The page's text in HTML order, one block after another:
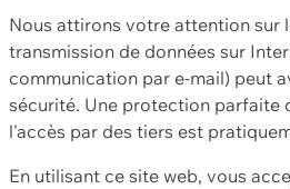
Nous attirons votre attention sur
transmission de données sur
communication par e-mail) peut
sécurité. Une protection parfaite
l'accès par des tiers est
En utilisant ce site web, vous